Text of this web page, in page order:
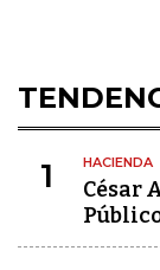
1 HACIENDA
César